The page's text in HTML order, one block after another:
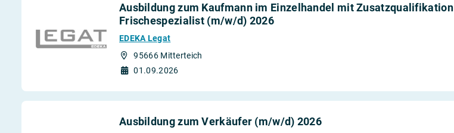
Ausbildung zum Kaufmann im Einzelhandel mit Zusatzqualifikation
Frischespezialist (m/w/d) 2026
EDEKA Legat
95666 Mitterteich
01.09.2026
Ausbildung zum Verkäufer (m/w/d) 2026